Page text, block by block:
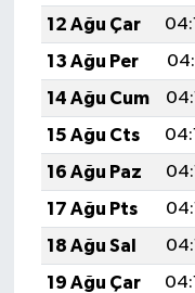
12 Ağu Çar
13 Ağu Per
14 Ağu Cum
15 Ağu Cts
16 Ağu Paz
17 Ağu Pts
18 Ağu Sal
19 Ağu Çar